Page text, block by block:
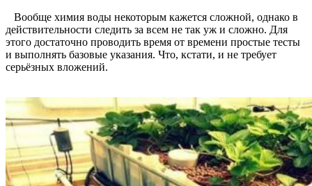
Вообще химия воды некоторым кажется сложной, однако в
действительности следить за всем не так уж и сложно. Для
этого достаточно проводить время от времени простые тесты
и выполнять базовые указания. Что, кстати, и не требует
серьёзных вложений.